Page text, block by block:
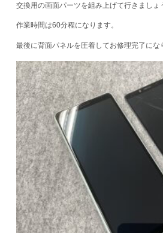
交換用の画面パーツを組み上げて行きましょ
作業時間は60分程になります。
最後に背面パネルを圧着してお修理完了にな